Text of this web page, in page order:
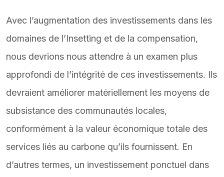
Avec l’augmentation des investissements dans les
domaines de l’Insetting et de la compensation,
nous devrions nous attendre à un examen plus
approfondi de l’intégrité de ces investissements. Ils
devraient améliorer matériellement les moyens de
subsistance des communautés locales,
conformément à la valeur économique totale des
services liés au carbone qu’ils fournissent. En
d’autres termes, un investissement ponctuel dans